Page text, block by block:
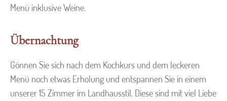
Menü inklusive Weine.
Übernachtung
Gönnen Sie sich nach dem Kochkurs und dem leckeren
Menü noch etwas Erholung und entspannen Sie in einem
unserer 15 Zimmer im Landhausstil. Diese sind mit viel Liebe